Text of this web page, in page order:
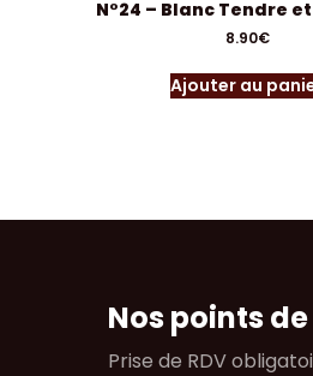
N°24 – Blanc Tendre
8.90€
Ajouter au
Nos points
Prise de RDV